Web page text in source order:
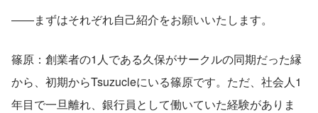
――まずはそれぞれ自己紹介をお願いいたします。
篠原：創業者の1人である久保がサークルの同期だった縁
から、初期からTsuzucleにいる篠原です。ただ、社会人1
年目で一旦離れ、銀行員として働いていた経験がありま